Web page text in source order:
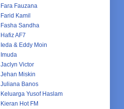
Fara Fauzana
Farid Kamil
Fasha Sandha
Hafiz AF7
Ieda & Eddy Moin
Imuda
Jaclyn Victor
Jehan Miskin
Juliana Banos
Keluarga Yusof Haslam
Kieran Hot FM